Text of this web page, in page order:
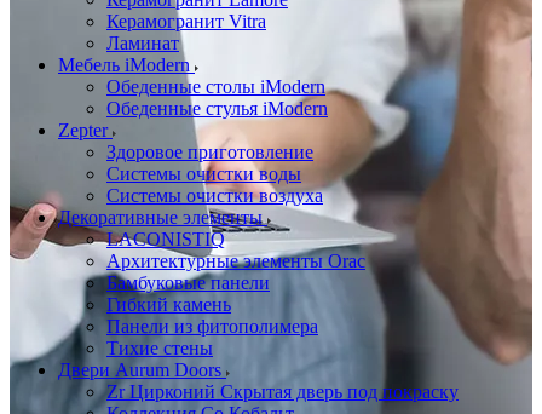
Керамогранит Vitra
Ламинат
Мебель iModern
Обеденные столы iModern
Обеденные стулья iModern
Zepter
Здоровое приготовление
Системы очистки воды
Системы очистки воздуха
Декоративные элементы
LACONISTIQ
Архитектурные элементы Orac
Бамбуковые панели
Гибкий камень
Панели из фитополимера
Тихие стены
Двери Aurum Doors
Zr Цирконий Скрытая дверь под покраску